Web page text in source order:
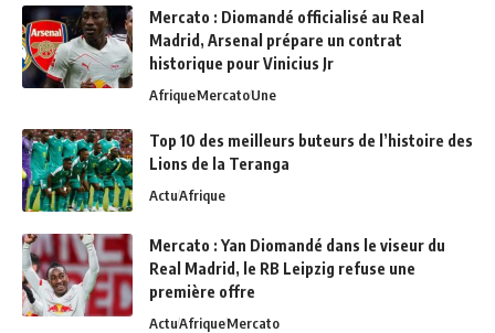
Mercato : Diomandé officialisé au Real
Madrid, Arsenal prépare un contrat
historique pour Vinicius Jr
AfriqueMercatoUne
Top 10 des meilleurs buteurs de l’histoire des
Lions de la Teranga
ActuAfrique
Mercato : Yan Diomandé dans le viseur du
Real Madrid, le RB Leipzig refuse une
première offre
ActuAfriqueMercato